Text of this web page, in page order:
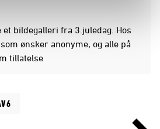
et bildegalleri fra 3.juledag. Hos
ønsker anonyme, og alle på
tillatelse
6